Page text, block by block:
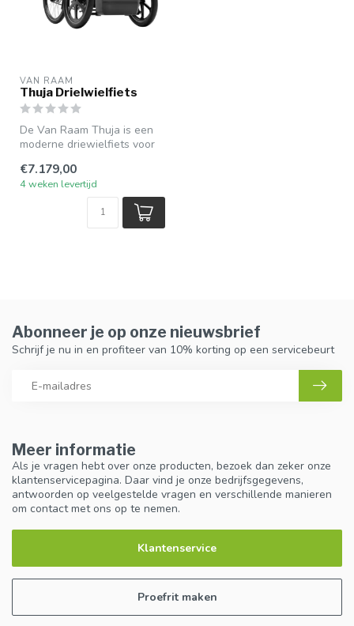
VAN RAAM
Thuja Drielwielfiets
De Van Raam Thuja is een
moderne driewielfiets voor
voorwie...
€7.179,00
4 weken levertijd
Meer informatie
Als je vragen hebt over onze producten, bezoek dan zeker onze
klantenservicepagina. Daar vind je onze bedrijfsgegevens,
antwoorden op veelgestelde vragen en verschillende manieren
om contact met ons op te nemen.
Klantenservice
Proefrit maken
Abonneer je op onze nieuwsbrief
Schrijf je nu in en profiteer van 10% korting op een servicebeurt